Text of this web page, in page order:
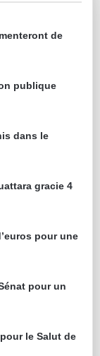
de
publique
dans le
gracie 4
pour une
pour un
le Salut de